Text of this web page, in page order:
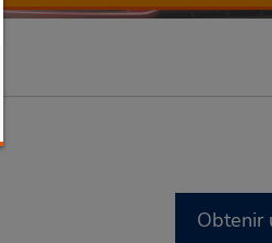
Obtenir